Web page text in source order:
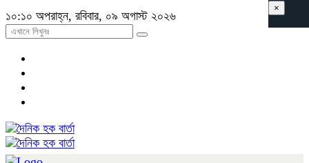
১০:১০ অপরাহ্ন, রবিবার, ০৯ অগাস্ট ২০২৬
×